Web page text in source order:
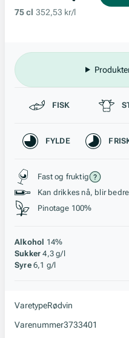
75 cl 352,53 kr/l
Passer til
FISK
Karakteristikk
FYLDE
Stil, lagring og
Fast og fruktig
Kan drikkes nå, blir
Pinotage 100%
Alkohol 14%
Sukker 4,3 g/l
Syre 6,1 g/l
VaretypeRødvin
Varenummer3733401